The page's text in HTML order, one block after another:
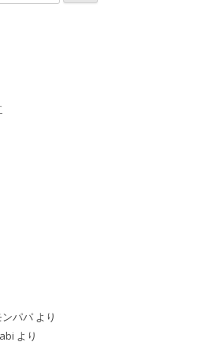
パパ より
より